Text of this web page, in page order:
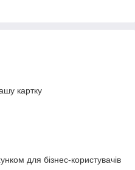
картку
для бізнес-користувачів